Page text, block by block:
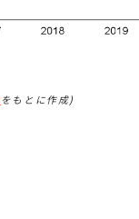
をもとに作成)